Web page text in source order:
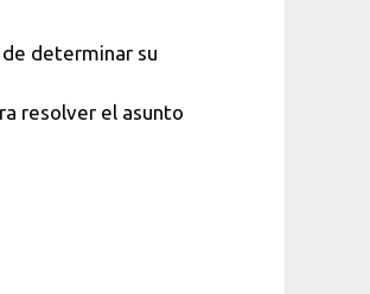
determinar su
resolver el asunto